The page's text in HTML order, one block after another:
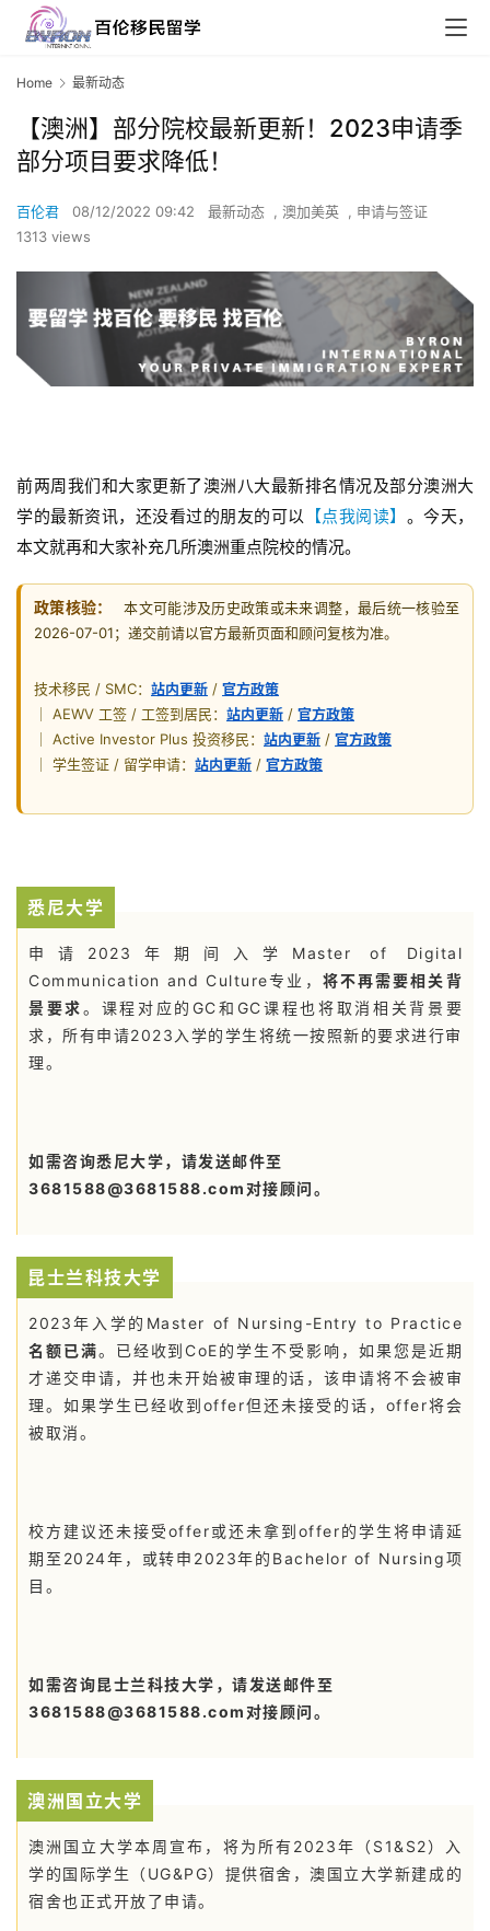
Home 最新动态
【澳洲】部分院校最新更新！2023申请季
部分项目要求降低！
百伦君 08/12/2022 09:42 最新动态 , 澳加美英 , 申请与签证
1313 views
前两周我们和大家更新了澳洲八大最新排名情况及部分澳洲大
学的最新资讯，还没看过的朋友的可以
【点我阅读】 。今天，
本文就再和大家补充几所澳洲重点院校的情况。
政策核验：
本文可能涉及历史政策或未来调整，最后统一核验至
2026-07-01；递交前请以官方最新页面和顾问复核为准。
技术移民 / SMC： 站内更新 / 官方政策
｜ AEWV 工签 / 工签到居民： 站内更新 / 官方政策
｜ Active Investor Plus 投资移民： 站内更新 / 官方政策
｜ 学生签证 / 留学申请： 站内更新 / 官方政策
悉尼大学
申请2023年期间入学Master of Digital
Communication and Culture专业， 将不再需要相关背
景要求。课程对应的GC和GC课程也将取消相关背景要
求，所有申请2023入学的学生将统一按照新的要求进行审
理。
如需咨询悉尼大学，请发送邮件至
3681588@3681588.com对接顾问。
昆士兰科技大学
2023年入学的Master of Nursing-Entry to Practice
名额已满。已经收到CoE的学生不受影响，如果您是近期
才递交申请，并也未开始被审理的话，该申请将不会被审
理。 如果学生已经收到offer但还未接受的话，offer将会
被取消。
校方建议还未接受offer或还未拿到offer的学生将申请延
期至2024年，或转申2023年的Bachelor of Nursing项
目。
如需咨询昆士兰科技大学，请发送邮件至
3681588@3681588.com对接顾问。
澳洲国立大学
澳洲国立大学本周宣布，将为所有2023年（S1&S2）入
学的国际学生（UG&PG）提供宿舍，澳国立大学新建成的
宿舍也正式开放了申请。